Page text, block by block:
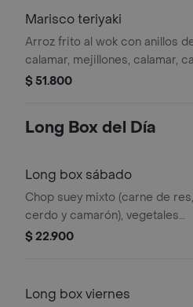
Marisco teriyaki
Arroz frito al wok con anillos
calamar, mejillones, calamar,
ostras, pulpo, palmitos de
$ 51.800
Long Box del Día
Long box sábado
Chop suey mixto (carne de
cerdo y camarón), vegetales
salteados, servido sobre base
$ 22.900
Long box viernes